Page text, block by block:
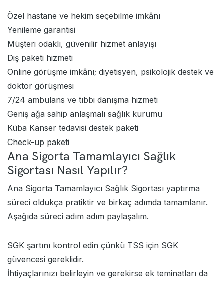
Özel hastane ve hekim seçebilme imkânı
Yenileme garantisi
Müşteri odaklı, güvenilir hizmet anlayışı
Diş paketi hizmeti
Online görüşme imkânı; diyetisyen, psikolojik destek ve
doktor görüşmesi
7/24 ambulans ve tıbbi danışma hizmeti
Geniş ağa sahip anlaşmalı sağlık kurumu
Küba Kanser tedavisi destek paketi
Check-up paketi
Ana Sigorta Tamamlayıcı Sağlık
Sigortası Nasıl Yapılır?
Ana Sigorta Tamamlayıcı Sağlık Sigortası yaptırma
süreci oldukça pratiktir ve birkaç adımda tamamlanır.
Aşağıda süreci adım adım paylaşalım.
SGK şartını kontrol edin çünkü TSS için SGK
güvencesi gereklidir.
İhtiyaçlarınızı belirleyin ve gerekirse ek teminatları da